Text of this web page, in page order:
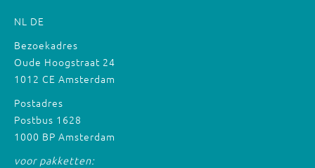
NL DE
Bezoekadres
Oude Hoogstraat 24
1012 CE Amsterdam
Postadres
Postbus 1628
1000 BP Amsterdam
voor pakketten: